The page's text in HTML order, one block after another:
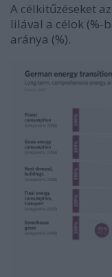
A célkitűzéseket
lilával a célok (%-
aránya (%).